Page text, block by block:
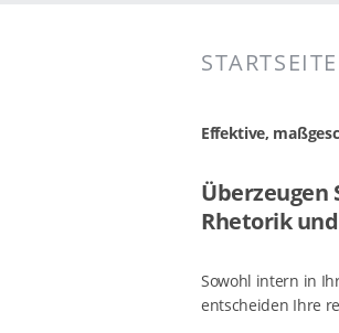
STARTSEITE
Effektive,
Überzeugen
Rhetorik
Sowohl intern in
entscheiden Ihre